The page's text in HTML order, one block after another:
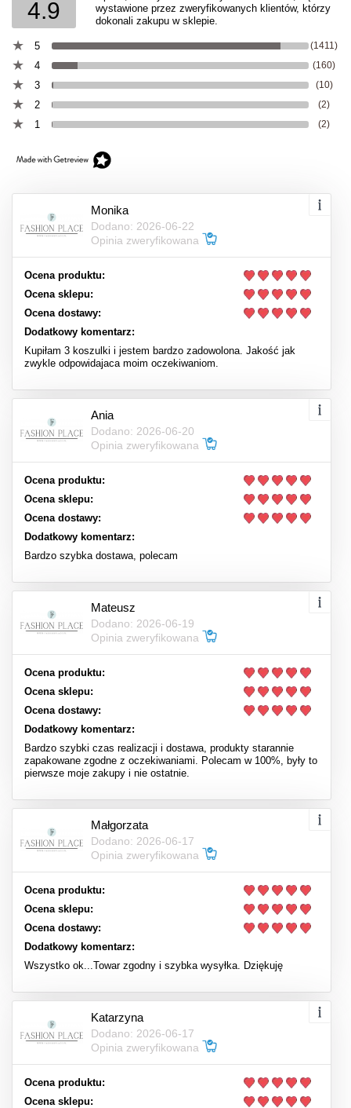
4.9
wystawione przez zweryfikowanych klientów, którzy
dokonali zakupu w sklepie.
5 (1411)
4 (160)
3 (10)
2 (2)
1 (2)
Monika
Dodano: 2026-06-22
Opinia zweryfikowana
Ocena produktu:
Ocena sklepu:
Ocena dostawy:
Dodatkowy komentarz:
Kupiłam 3 koszulki i jestem bardzo zadowolona. Jakość jak
zwykle odpowidajaca moim oczekiwaniom.
Ania
Dodano: 2026-06-20
Opinia zweryfikowana
Ocena produktu:
Ocena sklepu:
Ocena dostawy:
Dodatkowy komentarz:
Bardzo szybka dostawa, polecam
Mateusz
Dodano: 2026-06-19
Opinia zweryfikowana
Ocena produktu:
Ocena sklepu:
Ocena dostawy:
Dodatkowy komentarz:
Bardzo szybki czas realizacji i dostawa, produkty starannie
zapakowane zgodne z oczekiwaniami. Polecam w 100%, były to
pierwsze moje zakupy i nie ostatnie.
Małgorzata
Dodano: 2026-06-17
Opinia zweryfikowana
Ocena produktu:
Ocena sklepu:
Ocena dostawy:
Dodatkowy komentarz:
Wszystko ok...Towar zgodny i szybka wysyłka. Dziękuję
Katarzyna
Dodano: 2026-06-17
Opinia zweryfikowana
Ocena produktu:
Ocena sklepu: